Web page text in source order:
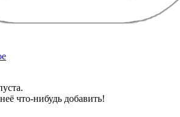
что-нибудь добавить!